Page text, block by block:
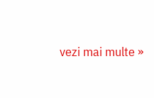
vezi mai multe »